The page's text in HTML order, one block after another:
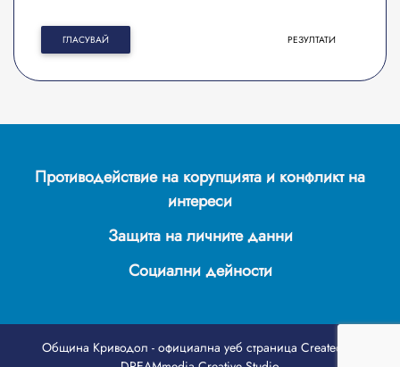
ГЛАСУВАЙ РЕЗУЛТАТИ
Противодействие на корупцията и конфликт на
интереси
Защита на личните данни
Социални дейности
Община Криводол - официална уеб страница Created by